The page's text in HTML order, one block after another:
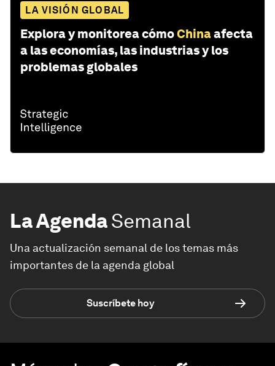
LA VISIÓN GLOBAL
Explora y monitorea cómoChinaafecta
a las economías, las industrias y los
problemas globales
La AgendaSemanal
Una actualización semanal de los temas más
importantes de la agenda global
Suscríbete hoy